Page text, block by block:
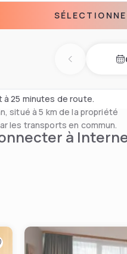
et la randonnée
dans les forêts
25 minutes de route.
situé à 5 km de la propriété
les transports en commun.
Previous day
à